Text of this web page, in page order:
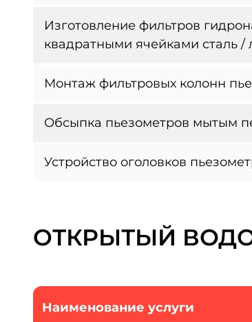
Изготовление фильтров
квадратными ячейками сталь /
Монтаж фильтровых колонн
Обсыпка пьезометров мытым
Устройство оголовков
ОТКРЫТЫЙ
Наименование услуги